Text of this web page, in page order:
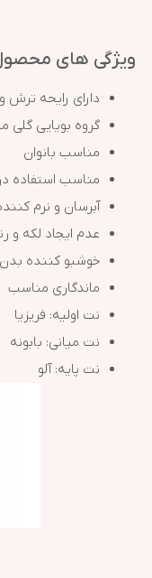
ویژگی های
دارای رایحه ترش
گروه بویایی گلی
مناسب بانوان
مناسب استفاده
آبرسان و نرم
عدم ایجاد لکه و
خوشبو کننده
ماندگاری مناسب
نت اولیه: فریزیا
نت میانی: بابونه
نت پایه: آلو